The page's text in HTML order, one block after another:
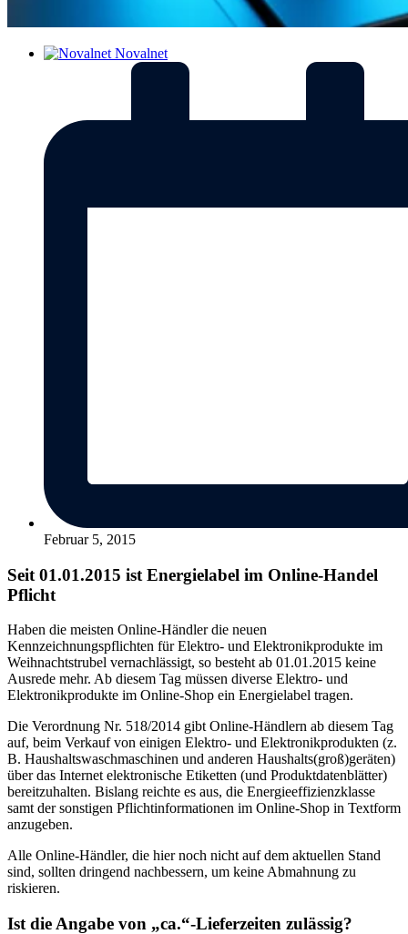
Novalnet
Februar 5, 2015
Seit 01.01.2015 ist Energielabel im Online-Handel
Pflicht
Haben die meisten Online-Händler die neuen
Kennzeichnungspflichten für Elektro- und Elektronikprodukte im
Weihnachtstrubel vernachlässigt, so besteht ab 01.01.2015 keine
Ausrede mehr. Ab diesem Tag müssen diverse Elektro- und
Elektronikprodukte im Online-Shop ein Energielabel tragen.
Die Verordnung Nr. 518/2014 gibt Online-Händlern ab diesem Tag
auf, beim Verkauf von einigen Elektro- und Elektronikprodukten (z.
B. Haushaltswaschmaschinen und anderen Haushalts(groß)geräten)
über das Internet elektronische Etiketten (und Produktdatenblätter)
bereitzuhalten. Bislang reichte es aus, die Energieeffizienzklasse
samt der sonstigen Pflichtinformationen im Online-Shop in Textform
anzugeben.
Alle Online-Händler, die hier noch nicht auf dem aktuellen Stand
sind, sollten dringend nachbessern, um keine Abmahnung zu
riskieren.
Ist die Angabe von „ca.“-Lieferzeiten zulässig?